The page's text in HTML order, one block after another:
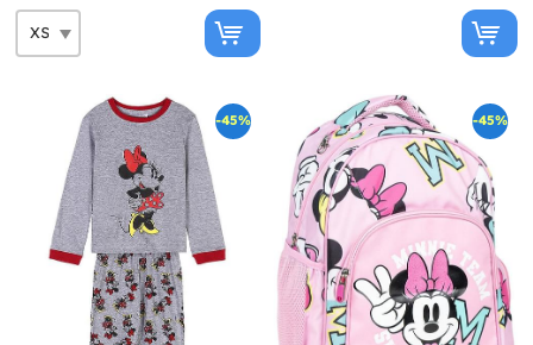
-45% -45%